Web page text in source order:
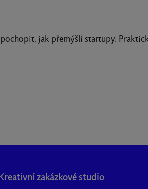
jak přemýšlí startupy.
zakázkové studio